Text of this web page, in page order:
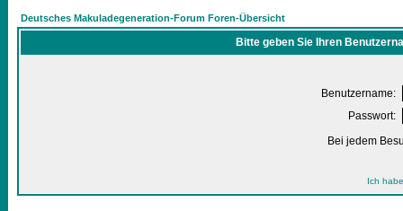
Deutsches Makuladegeneration-Forum Foren-Übersicht
Bitte geben Sie Ihren
Benutzername:
Passwort:
Bei jedem
Ich